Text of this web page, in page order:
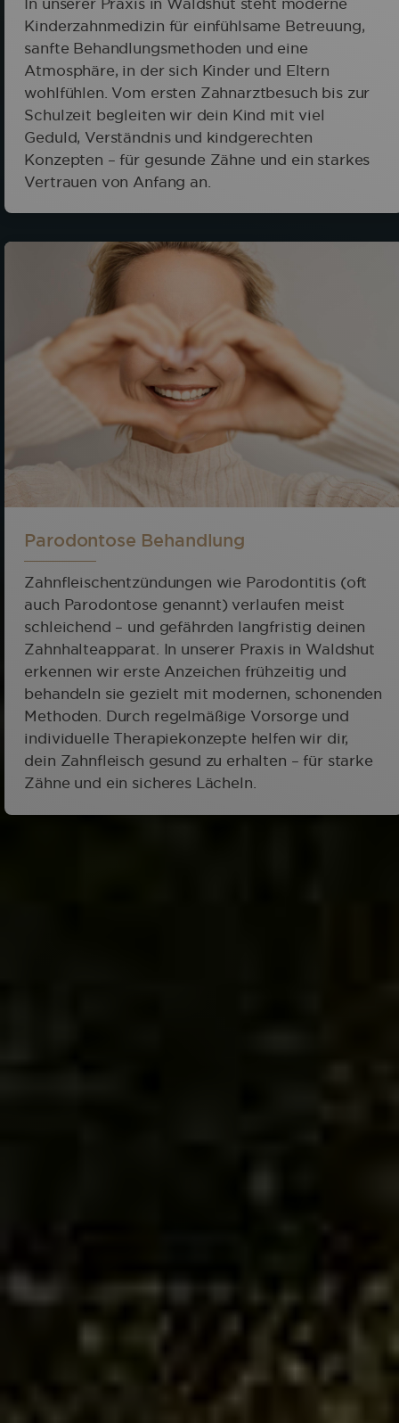
Kinderzahnmedizin für einfühlsame Betreuung,
sanfte Behandlungsmethoden und eine
Atmosphäre, in der sich Kinder und Eltern
wohlfühlen. Vom ersten Zahnarztbesuch bis zur
Schulzeit begleiten wir dein Kind mit viel
Geduld, Verständnis und kindgerechten
Konzepten – für gesunde Zähne und ein starkes
Vertrauen von Anfang an.
Parodontose Behandlung
Zahnfleischentzündungen wie Parodontitis (oft
auch Parodontose genannt) verlaufen meist
schleichend – und gefährden langfristig deinen
Zahnhalteapparat. In unserer Praxis in Waldshut
erkennen wir erste Anzeichen frühzeitig und
behandeln sie gezielt mit modernen, schonenden
Methoden. Durch regelmäßige Vorsorge und
individuelle Therapiekonzepte helfen wir dir,
dein Zahnfleisch gesund zu erhalten – für starke
Zähne und ein sicheres Lächeln.